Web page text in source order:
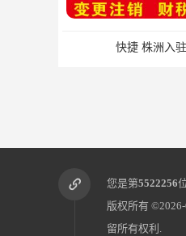
快捷 株洲入驻
您是第5522256
版权所有
留所有权利.